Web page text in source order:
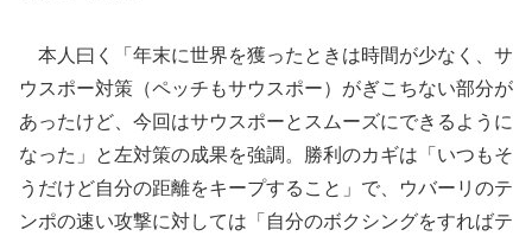
本人曰く「年末に世界を獲ったときは時間が少なく、サ
ウスポー対策（ペッチもサウスポー）がぎこちない部分が
あったけど、今回はサウスポーとスムーズにできるように
なった」と左対策の成果を強調。勝利のカギは「いつもそ
うだけど自分の距離をキープすること」で、ウバーリのテ
ンポの速い攻撃に対しては「自分のボクシングをすればテ